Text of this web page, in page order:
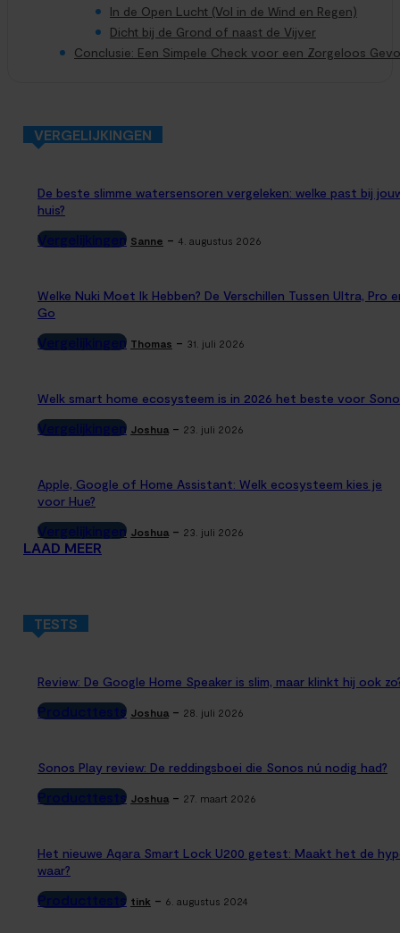
In de Open Lucht (Vol in de Wind en Regen)
Dicht bij de Grond of naast de Vijver
Conclusie: Een Simpele Check voor een Zorgeloos
VERGELIJKINGEN
De beste slimme watersensoren vergeleken: welke past bij
huis?
Vergelijkingen Sanne - 4. augustus 2026
Welke Nuki Moet Ik Hebben? De Verschillen Tussen Ultra, Pro
Go
Vergelijkingen Thomas - 31. juli 2026
Welk smart home ecosysteem is in 2026 het beste voor
Vergelijkingen Joshua - 23. juli 2026
Apple, Google of Home Assistant: Welk ecosysteem kies je
voor Hue?
Vergelijkingen Joshua - 23. juli 2026
LAAD MEER
TESTS
Review: De Google Home Speaker is slim, maar klinkt hij ook
Producttests Joshua - 28. juli 2026
Sonos Play review: De reddingsboei die Sonos nú nodig had?
Producttests Joshua - 27. maart 2026
Het nieuwe Aqara Smart Lock U200 getest: Maakt het de
waar?
Producttests tink - 6. augustus 2024